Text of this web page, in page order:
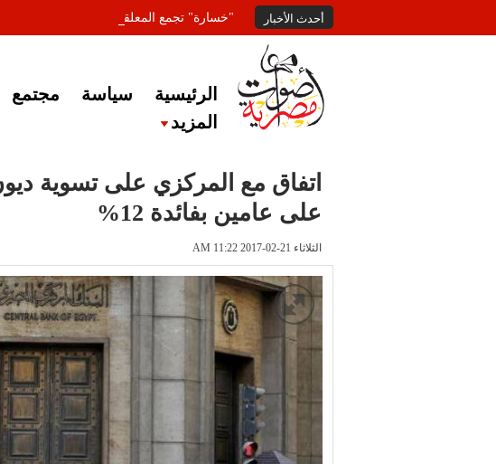
أحدث الأخبار "خسارة" تجمع المعلقين على خبر إغلاق
الرئيسية سياسة مجتمع
المزيد
اتفاق مع المركزي على تسوية
على عامين بفائدة 12%
الثلاثاء 21-02-2017 AM 11:22